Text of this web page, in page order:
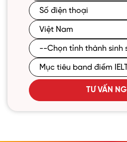
TƯ VẤN